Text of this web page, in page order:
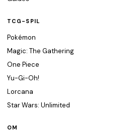
TCG-SPIL
Pokémon
Magic: The Gathering
One Piece
Yu-Gi-Oh!
Lorcana
Star Wars: Unlimited
OM